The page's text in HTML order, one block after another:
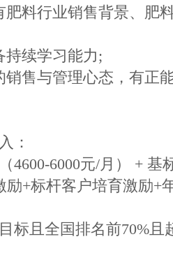
肥料行业销售背景、肥
持续学习能力;
销售与管理心态，有正
：
4600-6000元/月） + 基
励+标杆客户培育激励+
标且全国排名前70%